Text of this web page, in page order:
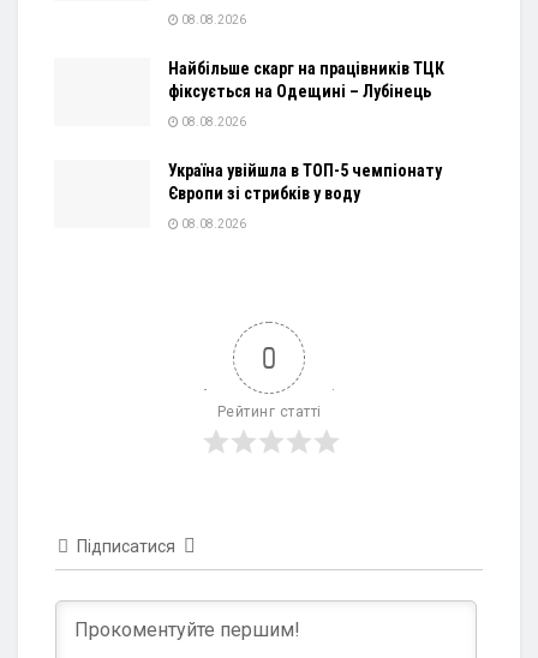
08.08.2026
Найбільше скарг на працівників ТЦК
фіксується на Одещині – Лубінець
08.08.2026
Україна увійшла в ТОП-5 чемпіонату
Європи зі стрибків у воду
08.08.2026
0
Рейтинг статті
Підписатися